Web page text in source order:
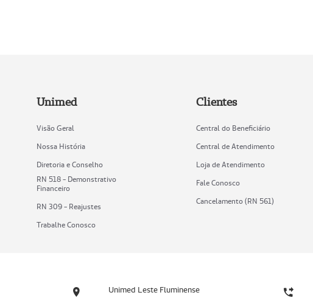
Unimed
Visão Geral
Nossa História
Diretoria e Conselho
RN 518 - Demonstrativo
Financeiro
RN 309 - Reajustes
Trabalhe Conosco
Clientes
Central do Beneficiário
Central de Atendimento
Loja de Atendimento
Fale Conosco
Cancelamento (RN 561)
Unimed Leste Fluminense